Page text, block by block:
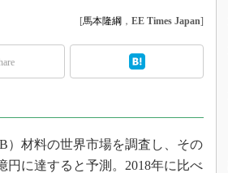
設計（EDN Japan）
クトロニクス入門（EDN
[馬本隆綱 ， EE Times Japan]
材料の世界市場を調査し、その
円に達すると予測。2018年に比べ